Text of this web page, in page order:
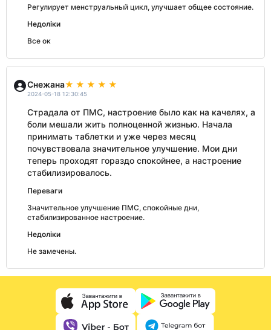
Регулирует менструальный цикл, улучшает общее состояние.
Недоліки
Все ок
Снежана
2024-05-18 12:30:45
Страдала от ПМС, настроение было как на качелях, а
боли мешали жить полноценной жизнью. Начала
принимать таблетки и уже через месяц
почувствовала значительное улучшение. Мои дни
теперь проходят гораздо спокойнее, а настроение
стабилизировалось.
Переваги
Значительное улучшение ПМС, спокойные дни,
стабилизированное настроение.
Недоліки
Не замечены.